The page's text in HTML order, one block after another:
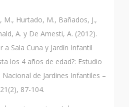
M., Hurtado, M., Bañados, J.,
A. y De Amesti, A. (2012).
Sala Cuna y Jardín Infantil
los 4 años de edad?: Estudio
de Jardines Infantiles –
87-104.